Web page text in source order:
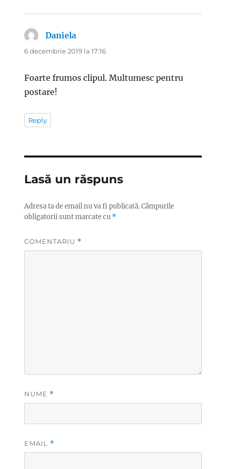
Danielaspune:
6 decembrie 2019 la 17:16
Foarte frumos clipul. Multumesc pentru
postare!
Reply
Lasă un răspuns
Adresa ta de email nu va fi publicată.Câmpurile
obligatorii sunt marcate cu *
COMENTARIU *
NUME *
EMAIL *